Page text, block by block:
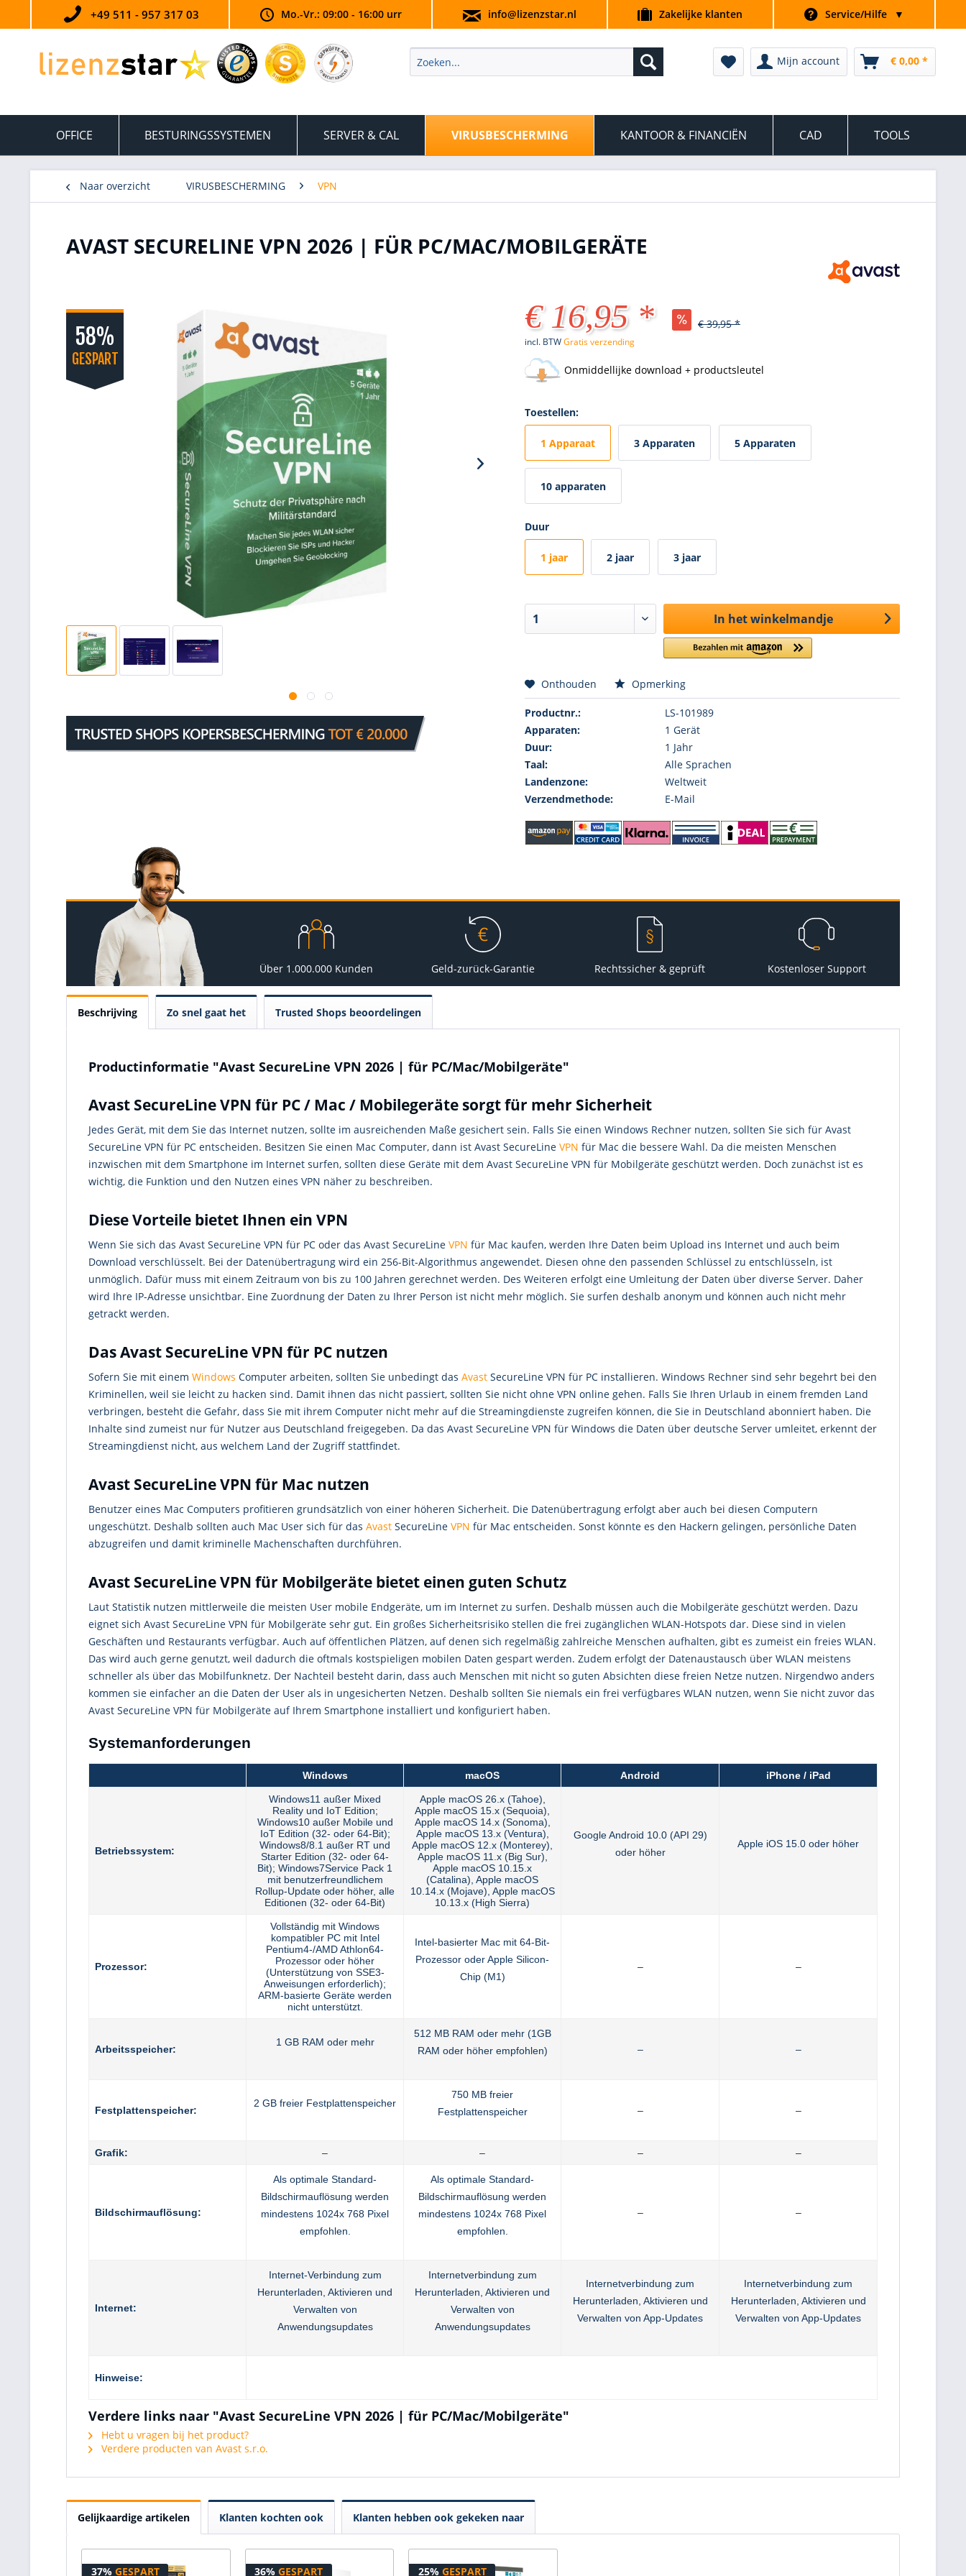
+49 511 - 957 317 03 Mo.-Vr.: 09:00 - 16:00 urr info@lizenzstar.nl Zakelijke klanten Service/Hilfe ▼
Mijn account € 0,00 *
OFFICE BESTURINGSSYSTEMEN SERVER & CAL VIRUSBESCHERMING KANTOOR & FINANCIËN CAD TOOLS
Naar overzicht VIRUSBESCHERMING VPN
AVAST SECURELINE VPN 2026 | FÜR PC/MAC/MOBILGERÄTE
58%
GESPART
€ 16,95 * € 39,95 *
incl. BTWGratis verzending
Onmiddellijke download + productsleutel
Toestellen:
1 Apparaat 3 Apparaten 5 Apparaten
10 apparaten
Duur
1 jaar 2 jaar 3 jaar
In het winkelmandje
Onthouden Opmerking
Productnr.:
LS-101989
Apparaten:
1 Gerät
Duur:
1 Jahr
Taal:
Alle Sprachen
Landenzone:
Weltweit
Verzendmethode:
E-Mail
Über 1.000.000 Kunden Geld-zurück-Garantie Rechtssicher & geprüft Kostenloser Support
Beschrijving Zo snel gaat het Trusted Shops beoordelingen
Productinformatie "Avast SecureLine VPN 2026 | für PC/Mac/Mobilgeräte"
Avast SecureLine VPN für PC / Mac / Mobilegeräte sorgt für mehr Sicherheit
Jedes Gerät, mit dem Sie das Internet nutzen, sollte im ausreichenden Maße gesichert sein. Falls Sie einen Windows Rechner nutzen, sollten Sie sich für Avast
SecureLine VPN für PC entscheiden. Besitzen Sie einen Mac Computer, dann ist Avast SecureLine VPN für Mac die bessere Wahl. Da die meisten Menschen
inzwischen mit dem Smartphone im Internet surfen, sollten diese Geräte mit dem Avast SecureLine VPN für Mobilgeräte geschützt werden. Doch zunächst ist es
wichtig, die Funktion und den Nutzen eines VPN näher zu beschreiben.
Diese Vorteile bietet Ihnen ein VPN
Wenn Sie sich das Avast SecureLine VPN für PC oder das Avast SecureLine VPN für Mac kaufen, werden Ihre Daten beim Upload ins Internet und auch beim
Download verschlüsselt. Bei der Datenübertragung wird ein 256-Bit-Algorithmus angewendet. Diesen ohne den passenden Schlüssel zu entschlüsseln, ist
unmöglich. Dafür muss mit einem Zeitraum von bis zu 100 Jahren gerechnet werden. Des Weiteren erfolgt eine Umleitung der Daten über diverse Server. Daher
wird Ihre IP-Adresse unsichtbar. Eine Zuordnung der Daten zu Ihrer Person ist nicht mehr möglich. Sie surfen deshalb anonym und können auch nicht mehr
getrackt werden.
Das Avast SecureLine VPN für PC nutzen
Sofern Sie mit einem Windows Computer arbeiten, sollten Sie unbedingt das Avast SecureLine VPN für PC installieren. Windows Rechner sind sehr begehrt bei den
Kriminellen, weil sie leicht zu hacken sind. Damit ihnen das nicht passiert, sollten Sie nicht ohne VPN online gehen. Falls Sie Ihren Urlaub in einem fremden Land
verbringen, besteht die Gefahr, dass Sie mit ihrem Computer nicht mehr auf die Streamingdienste zugreifen können, die Sie in Deutschland abonniert haben. Die
Inhalte sind zumeist nur für Nutzer aus Deutschland freigegeben. Da das Avast SecureLine VPN für Windows die Daten über deutsche Server umleitet, erkennt der
Streamingdienst nicht, aus welchem Land der Zugriff stattfindet.
Avast SecureLine VPN für Mac nutzen
Benutzer eines Mac Computers profitieren grundsätzlich von einer höheren Sicherheit. Die Datenübertragung erfolgt aber auch bei diesen Computern
ungeschützt. Deshalb sollten auch Mac User sich für das Avast SecureLine VPN für Mac entscheiden. Sonst könnte es den Hackern gelingen, persönliche Daten
abzugreifen und damit kriminelle Machenschaften durchführen.
Avast SecureLine VPN für Mobilgeräte bietet einen guten Schutz
Laut Statistik nutzen mittlerweile die meisten User mobile Endgeräte, um im Internet zu surfen. Deshalb müssen auch die Mobilgeräte geschützt werden. Dazu
eignet sich Avast SecureLine VPN für Mobilgeräte sehr gut. Ein großes Sicherheitsrisiko stellen die frei zugänglichen WLAN-Hotspots dar. Diese sind in vielen
Geschäften und Restaurants verfügbar. Auch auf öffentlichen Plätzen, auf denen sich regelmäßig zahlreiche Menschen aufhalten, gibt es zumeist ein freies WLAN.
Das wird auch gerne genutzt, weil dadurch die oftmals kostspieligen mobilen Daten gespart werden. Zudem erfolgt der Datenaustausch über WLAN meistens
schneller als über das Mobilfunknetz. Der Nachteil besteht darin, dass auch Menschen mit nicht so guten Absichten diese freien Netze nutzen. Nirgendwo anders
kommen sie einfacher an die Daten der User als in ungesicherten Netzen. Deshalb sollten Sie niemals ein frei verfügbares WLAN nutzen, wenn Sie nicht zuvor das
Avast SecureLine VPN für Mobilgeräte auf Ihrem Smartphone installiert und konfiguriert haben.
Systemanforderungen
Windows macOS Android iPhone / iPad
Betriebssystem:
Windows11 außer Mixed
Reality und IoT Edition;
Windows10 außer Mobile und
IoT Edition (32- oder 64-Bit);
Windows8/8.1 außer RT und
Starter Edition (32- oder 64-
Bit); Windows7Service Pack 1
mit benutzerfreundlichem
Rollup-Update oder höher, alle
Editionen (32- oder 64-Bit)
Apple macOS 26.x (Tahoe),
Apple macOS 15.x (Sequoia),
Apple macOS 14.x (Sonoma),
Apple macOS 13.x (Ventura),
Apple macOS 12.x (Monterey),
Apple macOS 11.x (Big Sur),
Apple macOS 10.15.x
(Catalina), Apple macOS
10.14.x (Mojave), Apple macOS
10.13.x (High Sierra)
Google Android 10.0 (API 29)
oder höher
Apple iOS 15.0 oder höher
Prozessor:
Vollständig mit Windows
kompatibler PC mit Intel
Pentium4-/AMD Athlon64-
Prozessor oder höher
(Unterstützung von SSE3-
Anweisungen erforderlich);
ARM-basierte Geräte werden
nicht unterstützt.
Intel-basierter Mac mit 64-Bit-
Prozessor oder Apple Silicon-
Chip (M1)
– –
Arbeitsspeicher:
1 GB RAM oder mehr
512 MB RAM oder mehr (1GB
RAM oder höher empfohlen)
– –
Festplattenspeicher:
2 GB freier Festplattenspeicher
750 MB freier
Festplattenspeicher
– –
Grafik: – – – –
Bildschirmauflösung:
Als optimale Standard-
Bildschirmauflösung werden
mindestens 1024x 768 Pixel
empfohlen.
Als optimale Standard-
Bildschirmauflösung werden
mindestens 1024x 768 Pixel
empfohlen.
– –
Internet:
Internet-Verbindung zum
Herunterladen, Aktivieren und
Verwalten von
Anwendungsupdates
Internetverbindung zum
Herunterladen, Aktivieren und
Verwalten von
Anwendungsupdates
Internetverbindung zum
Herunterladen, Aktivieren und
Verwalten von App-Updates
Internetverbindung zum
Herunterladen, Aktivieren und
Verwalten von App-Updates
Hinweise:
Verdere links naar "Avast SecureLine VPN 2026 | für PC/Mac/Mobilgeräte"
Hebt u vragen bij het product?
Verdere producten van Avast s.r.o.
Gelijkaardige artikelen Klanten kochten ook Klanten hebben ook gekeken naar
37% GESPART 36%GESPART 25% GESPART